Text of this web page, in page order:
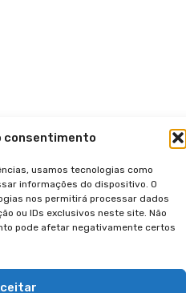
consentimento
usamos tecnologias como
informações do dispositivo. O
nos permitirá processar dados
ou IDs exclusivos neste site. Não
pode afetar negativamente certos